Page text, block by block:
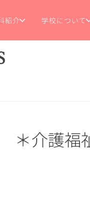
紹介 学校について
＊介護福